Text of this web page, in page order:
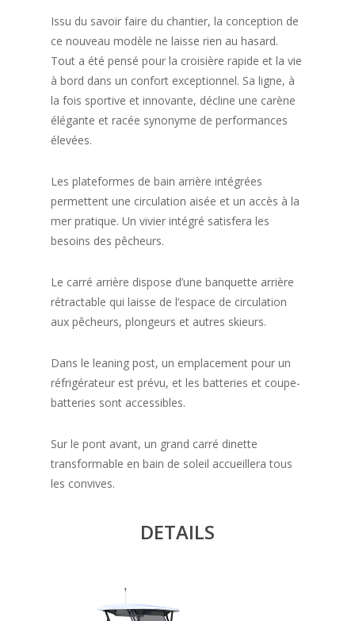
Issu du savoir faire du chantier, la conception de
ce nouveau modèle ne laisse rien au hasard.
Tout a été pensé pour la croisière rapide et la vie
à bord dans un confort exceptionnel. Sa ligne, à
la fois sportive et innovante, décline une carène
élégante et racée synonyme de performances
élevées.
Les plateformes de bain arrière intégrées
permettent une circulation aisée et un accès à la
mer pratique. Un vivier intégré satisfera les
besoins des pêcheurs.
Le carré arrière dispose d’une banquette arrière
rétractable qui laisse de l’espace de circulation
aux pêcheurs, plongeurs et autres skieurs.
Dans le leaning post, un emplacement pour un
réfrigérateur est prévu, et les batteries et coupe-
batteries sont accessibles.
Sur le pont avant, un grand carré dinette
transformable en bain de soleil accueillera tous
les convives.
DETAILS